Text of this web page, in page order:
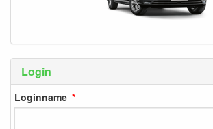
Login
Loginname